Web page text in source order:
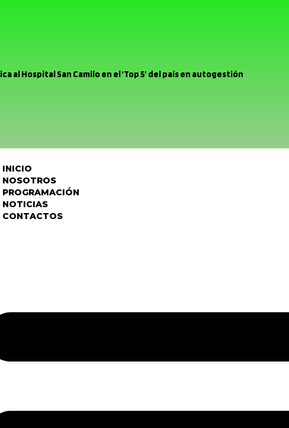
al Hospital San Camilo en el ‘Top 5’ del país en autogestión
pelea Unión San Felipe se inclinó por la mínima ante la Universidad
Provincial encabeza Comité Policial junto a Carabineros y
INICIO
NOSOTROS
PROGRAMACIÓN
NOTICIAS
CONTACTOS